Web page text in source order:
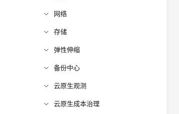
网络
存储
弹性伸缩
备份中心
云原生观测
云原生成本治理